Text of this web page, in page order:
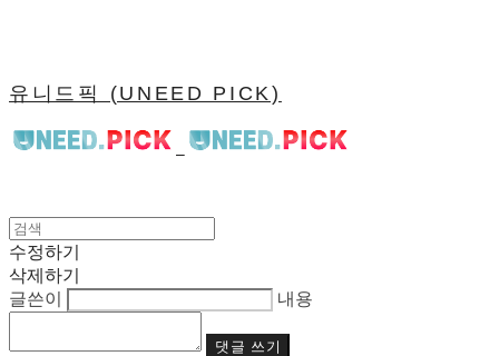
유니드픽 (UNEED PICK)
수정하기
삭제하기
글쓴이
내용
댓글 쓰기